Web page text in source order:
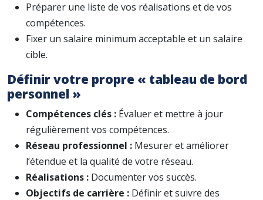
Préparer une liste de vos réalisations et de vos
compétences.
Fixer un salaire minimum acceptable et un salaire
cible.
Définir votre propre « tableau de bord
personnel »
Compétences clés : Évaluer et mettre à jour
régulièrement vos compétences.
Réseau professionnel : Mesurer et améliorer
l’étendue et la qualité de votre réseau.
Réalisations : Documenter vos succès.
Objectifs de carrière : Définir et suivre des